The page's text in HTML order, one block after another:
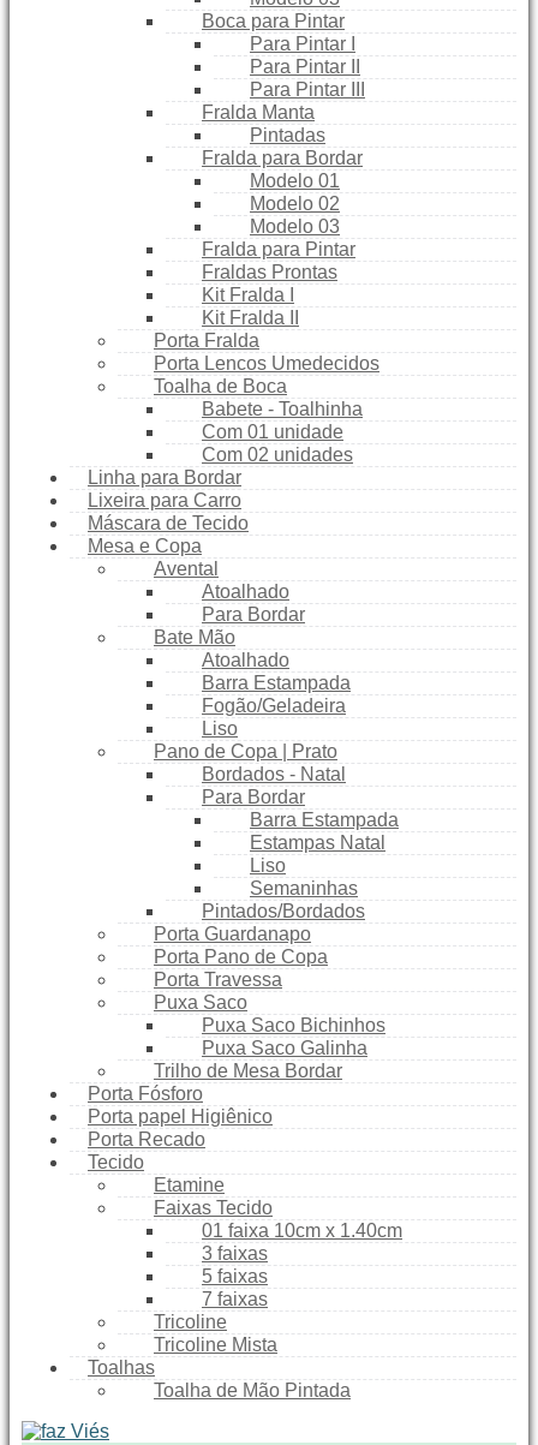
Boca para Pintar
Para Pintar I
Para Pintar II
Para Pintar III
Fralda Manta
Pintadas
Fralda para Bordar
Modelo 01
Modelo 02
Modelo 03
Fralda para Pintar
Fraldas Prontas
Kit Fralda I
Kit Fralda II
Porta Fralda
Porta Lencos Umedecidos
Toalha de Boca
Babete - Toalhinha
Com 01 unidade
Com 02 unidades
Linha para Bordar
Lixeira para Carro
Máscara de Tecido
Mesa e Copa
Avental
Atoalhado
Para Bordar
Bate Mão
Atoalhado
Barra Estampada
Fogão/Geladeira
Liso
Pano de Copa | Prato
Bordados - Natal
Para Bordar
Barra Estampada
Estampas Natal
Liso
Semaninhas
Pintados/Bordados
Porta Guardanapo
Porta Pano de Copa
Porta Travessa
Puxa Saco
Puxa Saco Bichinhos
Puxa Saco Galinha
Trilho de Mesa Bordar
Porta Fósforo
Porta papel Higiênico
Porta Recado
Tecido
Etamine
Faixas Tecido
01 faixa 10cm x 1.40cm
3 faixas
5 faixas
7 faixas
Tricoline
Tricoline Mista
Toalhas
Toalha de Mão Pintada